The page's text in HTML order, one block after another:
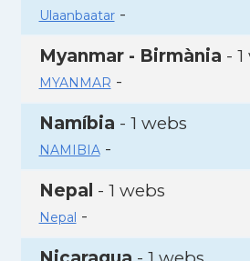
Ulaanbaatar-
Myanmar - Birmània -
MYANMAR -
Namíbia - 1 webs
NAMIBIA-
Nepal - 1 webs
Nepal -